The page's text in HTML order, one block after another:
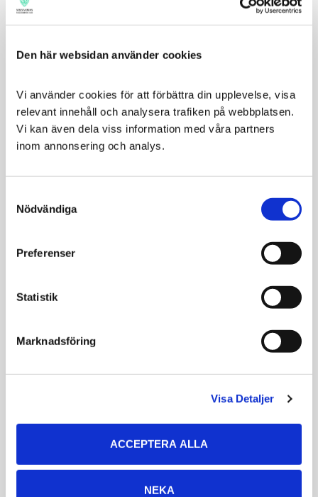
Den här websidan använder cookies
Vi använder cookies för att förbättra din upplevelse, visa
relevant innehåll och analysera trafiken på webbplatsen.
Vi kan även dela viss information med våra partners
inom annonsering och analys.
Selection
Nödvändiga
Preferenser
Statistik
Marknadsföring
Visa Detaljer
ACCEPTERA ALLA
NEKA
+
-
STÄLL EN FRÅGA OM PRODUKTEN
Lagerstatus I lager Artikelnr HS5422
Ge ett omdöme!
Blank tunn kedja i mässingspläterad stålkedja. Vriden.